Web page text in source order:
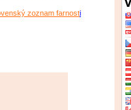
zoznam farnosti